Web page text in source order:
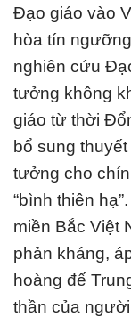
Đạo giáo vào
hòa tín
nghiên cứu
tưởng không
giáo từ thời
bổ sung
tưởng cho
“bình thiên
miền Bắc Việt
phản kháng,
hoàng đế
thần của